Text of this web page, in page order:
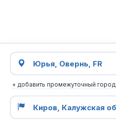
+ добавить промежуточный город